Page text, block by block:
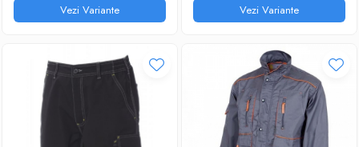
Vezi Variante Vezi Variante